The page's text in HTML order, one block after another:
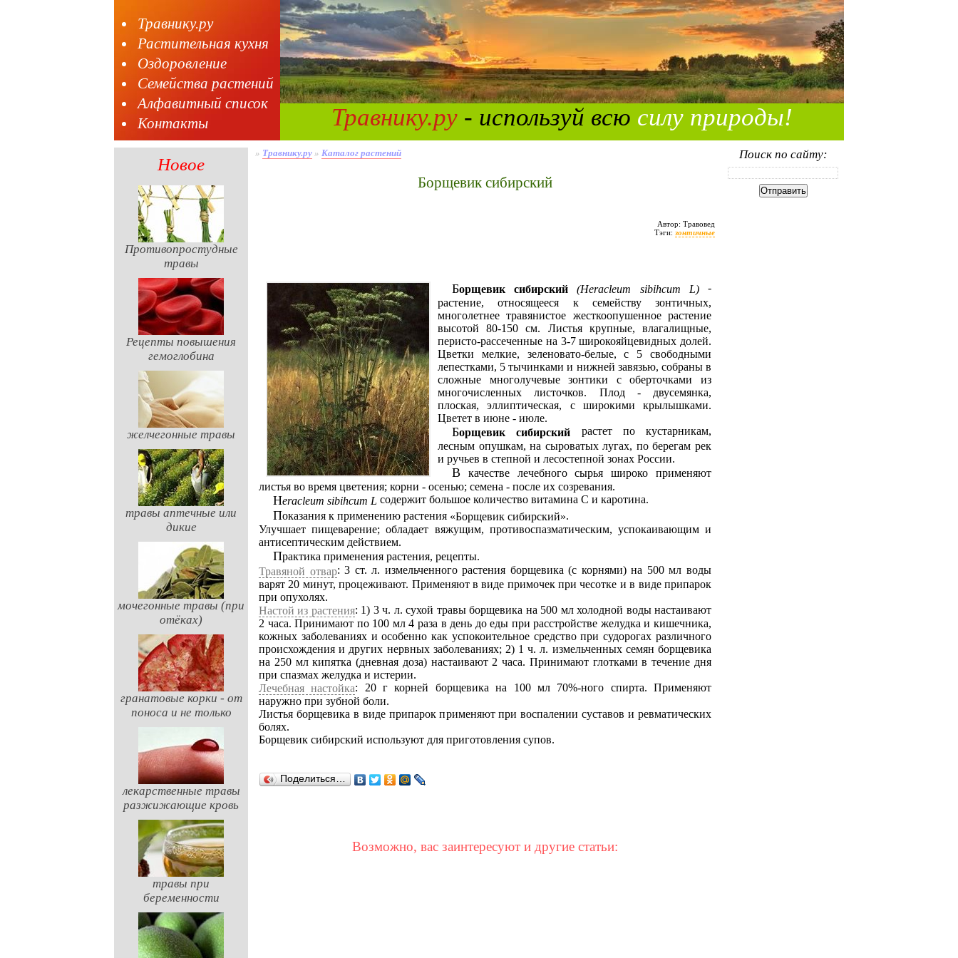
Травнику.ру
Растительная кухня
Оздоровление
Семейства растений
Алфавитный список
Контакты
Травнику.ру - используй всю силу природы!
Новое
Противопростудные
травы
Рецепты повышения
гемоглобина
желчегонные травы
травы аптечные или
дикие
мочегонные травы (при
отёках)
гранатовые корки - от
поноса и не только
лекарственные травы
разжижающие кровь
травы при
беременности
» Травнику.ру » Каталог растений
борщевик сибирский
Автор: Травовед
Тэги: зонтичные
Борщевик сибирский (Heracleum sibihcum L)-
растение, относящееся к семейству зонтичных,
многолетнее травянистое жесткоопушенное растение
высотой 80-150 см. Листья крупные, влагалищные,
перисто-рассеченные на 3-7 широкояйцевидных долей.
Цветки мелкие, зеленовато-белые, с 5 свободными
лепестками, 5 тычинками и нижней завязью, собраны в
сложные многолучевые зонтики с оберточками из
многочисленных листочков. Плод - двусемянка,
плоская, эллиптическая, с широкими крылышками.
Цветет в июне - июле.
Борщевик сибирский растет по кустарникам,
лесным опушкам, на сыроватых лугах, по берегам рек
и ручьев в степной и лесостепной зонах России.
В качестве лечебного сырья широко применяют
листья во время цветения; корни - осенью; семена - после их созревания.
Heracleum sibihcum L содержит большое количество витамина С и каротина.
Показания к применению растения
Борщевик сибирский .
Улучшает пищеварение; обладает вяжущим, противоспазматическим, успокаивающим и
антисептическим действием.
Практика применения растения, рецепты.
Травяной отвар: 3 ст. л. измельченного растения борщевика (с корнями) на 500 мл воды
варят 20 минут, процеживают. Применяют в виде примочек при чесотке и в виде припарок
при опухолях.
Настой из растения: 1) 3 ч. л. сухой травы борщевика на 500 мл холодной воды настаивают
2 часа. Принимают по 100 мл 4 раза в день до еды при расстройстве желудка и кишечника,
кожных заболеваниях и особенно как успокоительное средство при судорогах различного
происхождения и других нервных заболеваниях; 2) 1 ч. л. измельченных семян борщевика
на 250 мл кипятка (дневная доза) настаивают 2 часа. Принимают глотками в течение дня
при спазмах желудка и истерии.
Лечебная настойка: 20 г корней борщевика на 100 мл 70%-ного спирта. Применяют
наружно при зубной боли.
Листья борщевика в виде припарок применяют при воспалении суставов и ревматических
болях.
Борщевик сибирский используют для приготовления супов.
Поделиться…
Возможно, вас заинтересуют и другие статьи:
Поиск по сайту: